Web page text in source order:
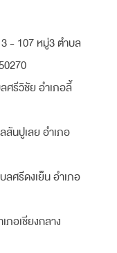
- 107 หมู่3 ตำบล
ศรีวิชัย อำเภอลี้
สันปูเลย อำเภอ
ลศรีดงเย็น อำเภอ
ภอเชียงกลาง